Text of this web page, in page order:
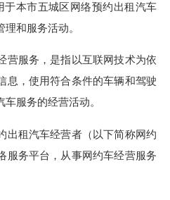
本市五城区网络预约出租汽车
理和服务活动。
服务，是指以互联网技术为依
息，使用符合条件的车辆和驾驶
服务的经营活动。
租汽车经营者（以下简称网约
服务平台，从事网约车经营服务